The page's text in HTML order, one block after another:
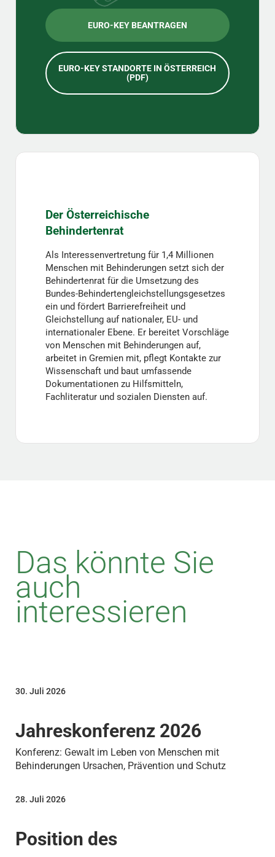
EURO-KEY BEANTRAGEN
EURO-KEY STANDORTE IN ÖSTERREICH
(PDF)
Der Österreichische
Behindertenrat
Als Interessenvertretung für 1,4 Millionen
Menschen mit Behinderungen setzt sich der
Behindertenrat für die Umsetzung des
Bundes-Behindertengleichstellungsgesetzes
ein und fördert Barrierefreiheit und
Gleichstellung auf nationaler, EU- und
internationaler Ebene. Er bereitet Vorschläge
von Menschen mit Behinderungen auf,
arbeitet in Gremien mit, pflegt Kontakte zur
Wissenschaft und baut umfassende
Dokumentationen zu Hilfsmitteln,
Fachliteratur und sozialen Diensten auf.
Das könnte Sie
auch
interessieren
Jahreskonferenz 2026
30. Juli 2026
Konferenz: Gewalt im Leben von Menschen mit
Behinderungen Ursachen, Prävention und Schutz
Position des
28. Juli 2026